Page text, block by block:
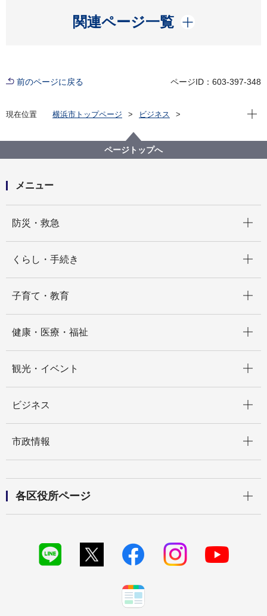
関連ページ一覧
開く
前のページに戻る ページID：603-397-348
現在位置 横浜市トップページ
ビジネス
平成３０年２月 市場月報
現在
ページトップへ
メニュー
防災・救急
くらし・手続き
子育て・教育
健康・医療・福祉
観光・イベント
ビジネス
市政情報
各区役所ページ